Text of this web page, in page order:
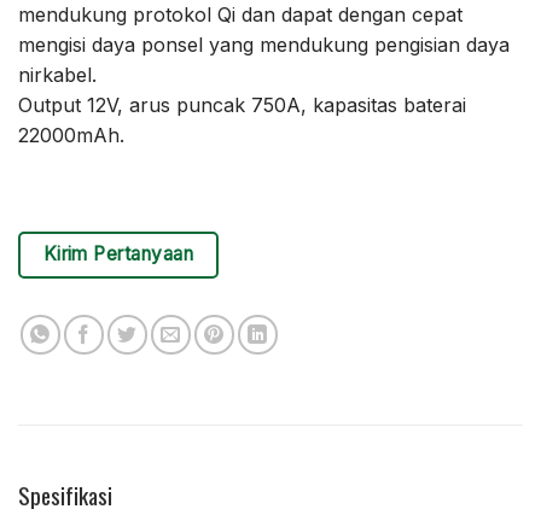
mendukung protokol Qi dan dapat dengan cepat
mengisi daya ponsel yang mendukung pengisian daya
nirkabel.
Output 12V, arus puncak 750A, kapasitas baterai
22000mAh.
Kirim Pertanyaan
Spesifikasi